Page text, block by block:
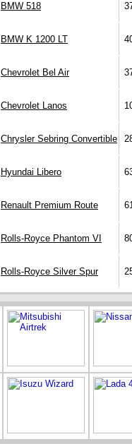
BMW 518
BMW K 1200 LT
Chevrolet Bel Air
Chevrolet Lanos
Chrysler Sebring Convertible
Hyundai Libero
Renault Premium Route
Rolls-Royce Phantom VI
Rolls-Royce Silver Spur